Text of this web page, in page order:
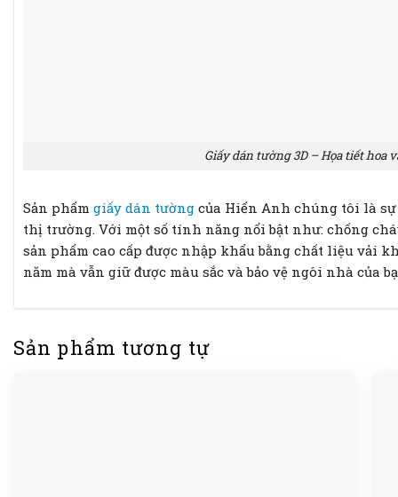
Giấy dán tường 3D – Họa tiết hoa
Sản phẩm giấy dán tường của Hiển Anh chúng tôi là
thị trường. Với một số tính năng nổi bật như: chống
sản phẩm cao cấp được nhập khẩu bằng chất liệu vải
năm mà vẫn giữ được màu sắc và bảo vệ ngôi nhà của
Sản phẩm tương tự